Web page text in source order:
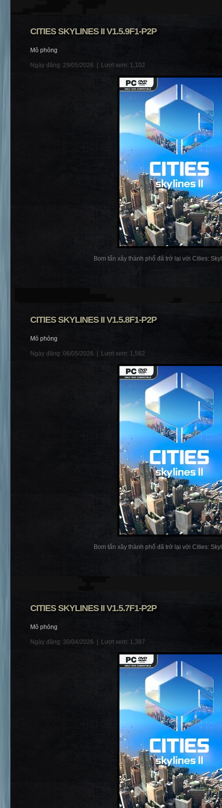
CITIES SKYLINES II V1.5.9F1-P2P
Mô phỏng
Ngày đăng: 29/05/2026 | Lượt xem: 1,102
Bom tấn xây thành phố đã trở lại với Cities:
CITIES SKYLINES II V1.5.8F1-P2P
Mô phỏng
Ngày đăng: 06/05/2026 | Lượt xem: 1,562
Bom tấn xây thành phố đã trở lại với Cities:
CITIES SKYLINES II V1.5.7F1-P2P
Mô phỏng
Ngày đăng: 30/04/2026 | Lượt xem: 1,387